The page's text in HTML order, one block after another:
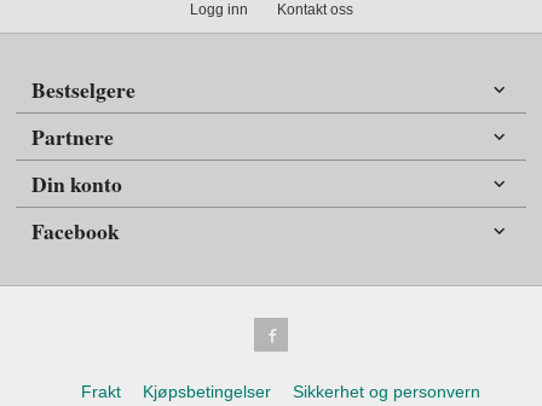
Logg inn Kontakt oss
Bestselgere
Partnere
Din konto
Facebook
Frakt Kjøpsbetingelser Sikkerhet og personvern